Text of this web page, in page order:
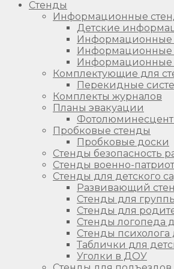
Стенды
Информационные
Детские
Информационные
Информационные
Информационные
Комплектующие для
Перекидные
Комплекты журналов
Планы эвакуации
Пробковые стенды
Пробковые доски
Стенды безопасность
Стенды военно-
Стенды для детского
Развивающий
Стенды для
Стенды для
Стенды логопеда
Стенды психолога
Таблички для
Уголки в ДОУ